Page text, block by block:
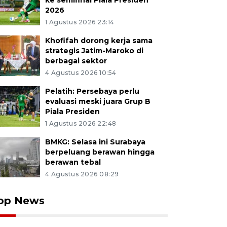
2026
1 Agustus 2026 23:14
Khofifah dorong kerja sama
strategis Jatim-Maroko di
berbagai sektor
4 Agustus 2026 10:54
Pelatih: Persebaya perlu
evaluasi meski juara Grup B
Piala Presiden
1 Agustus 2026 22:48
BMKG: Selasa ini Surabaya
berpeluang berawan hingga
berawan tebal
4 Agustus 2026 08:29
News